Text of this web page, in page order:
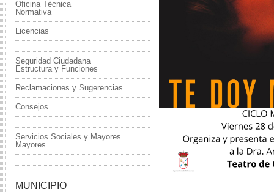
Oficina Técnica
Normativa
Licencias
Seguridad Ciudadana
Estructura y Funciones
Reclamaciones y Sugerencias
Consejos
Servicios Sociales y Mayores
Mayores
MUNICIPIO